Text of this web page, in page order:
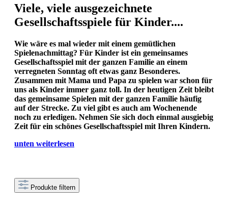
Viele, viele ausgezeichnete
Gesellschaftsspiele für Kinder....
Wie wäre es mal wieder mit einem gemütlichen
Spielenachmittag? Für Kinder ist ein gemeinsames
Gesellschaftsspiel mit der ganzen Familie an einem
verregneten Sonntag oft etwas ganz Besonderes.
Zusammen mit Mama und Papa zu spielen war schon für
uns als Kinder immer ganz toll. In der heutigen Zeit bleibt
das gemeinsame Spielen mit der ganzen Familie häufig
auf der Strecke. Zu viel gibt es auch am Wochenende
noch zu erledigen. Nehmen Sie sich doch einmal ausgiebig
Zeit für ein schönes Gesellschaftsspiel mit Ihren Kindern.
unten weiterlesen
Produkte filtern